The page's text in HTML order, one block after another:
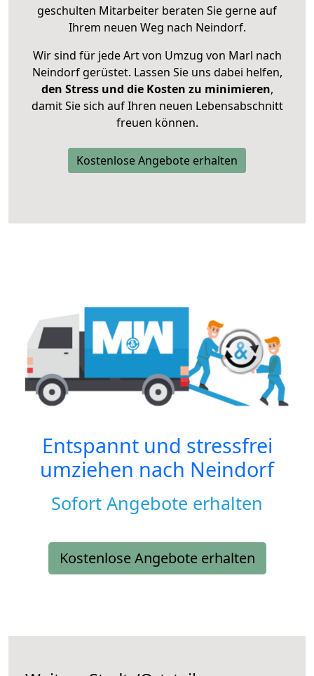
geschulten Mitarbeiter beraten Sie gerne auf
Ihrem neuen Weg nach Neindorf.
Wir sind für jede Art von Umzug von Marl nach
Neindorf gerüstet. Lassen Sie uns dabei helfen,
den Stress und die Kosten zu minimieren,
damit Sie sich auf Ihren neuen Lebensabschnitt
freuen können.
Kostenlose Angebote erhalten
Entspannt und stressfrei
umziehen nach Neindorf
Sofort Angebote erhalten
Kostenlose Angebote erhalten